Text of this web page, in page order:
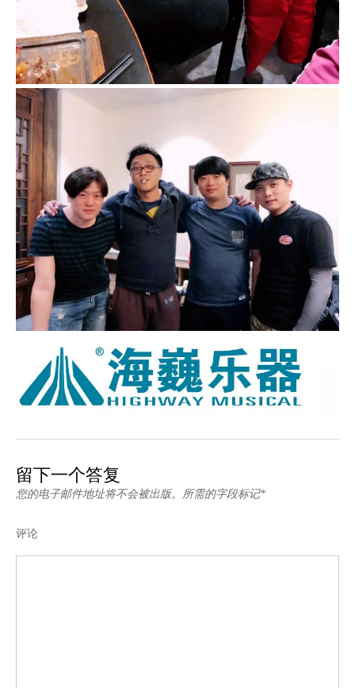
留下一个答复
您的电子邮件地址将不会被出版。所需的字段标记*
评论